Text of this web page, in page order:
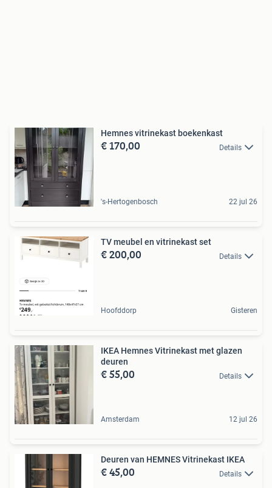
Hemnes vitrinekast boekenkast
€ 170,00 Details
's-Hertogenbosch 22 jul 26
TV meubel en vitrinekast set
€ 200,00 Details
Hoofddorp Gisteren
IKEA Hemnes Vitrinekast met glazen
deuren
€ 55,00 Details
Amsterdam 12 jul 26
Deuren van HEMNES Vitrinekast IKEA
€ 45,00 Details